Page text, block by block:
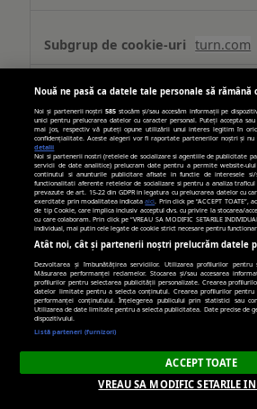
turn.com
uid
Terț
179 zile
cookie-deprecation
Terț
394
Câteva secunde, 394 zile
Nouă ne pasă ca datele tale personale să rămână
Noi și partenerii noștri585 stocăm și/sau accesăm informații pe
unici pentru prelucrarea datelor cu caracter personal. Puteți accepta
mai jos, respectiv vă puteți opune utilizării unui interes legitim în
confidențialitate. Aceste alegeri vor fi raportate partenerilor noștri și nu
detalii
Noi si partenerii nostri (retelele de socializare si agentiile de publicitate
servicii de date analitice) prelucram date pentru a permite website-ului
continutul si anunturile publicitare afisate in functie de interesele
functionalitati aferente retelelor de socializare si pentru a analiza
prevazute de art. 15-22 din GDPR in legatura cu prelucrarea datelor cu
exercitate prin modalitatea indicataaici . Prin click pe “ACCEPT
de tip Cookie, care implica inclusiv acceptul dvs. cu privire la stocarea/
cu care colaboram. Prin click pe “VREAU SA MODIFIC SETARILE
individual, mai putin cele legate de cookie strict necesare pentru
Atât noi, cât și partenerii noștri prelucrăm datele
Dezvoltarea și îmbunătățirea serviciilor. Utilizarea profilurilor pentru
Măsurarea performanței reclamelor. Stocarea și/sau accesarea
profilurilor pentru selectarea publicității personalizate. Crearea
datelor limitate pentru a selecta conținutul. Crearea profilurilor pentru
performanței conținutului. Înțelegerea publicului prin statistici sau
Utilizarea de date limitate pentru a selecta publicitatea. Date precise de
dispozitivului.
Listă parteneri (furnizori)
ACCEPT TOATE
VREAU SA MODIFIC SETARILE